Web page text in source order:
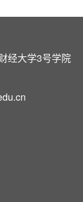
经大学3号学院